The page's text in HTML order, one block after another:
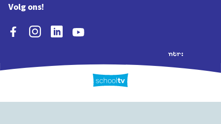
Volg ons!